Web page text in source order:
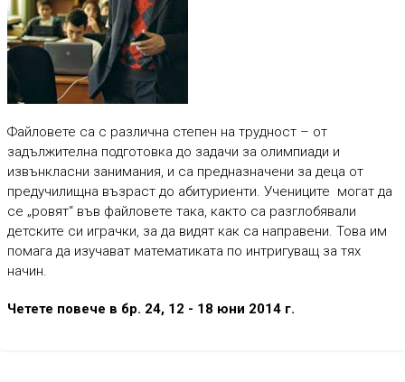
Файловете са с различна степен на трудност – от
задължителна подготовка до задачи за олимпиади и
извънкласни занимания, и са предназначени за деца от
предучилищна възраст до абитуриенти. Учениците могат да
се „ровят“ във файловете така, както са разглобявали
детските си играчки, за да видят как са направени. Това им
помага да изучават математиката по интригуващ за тях
начин.
Четете повече в бр. 24, 12 - 18 юни 2014 г.